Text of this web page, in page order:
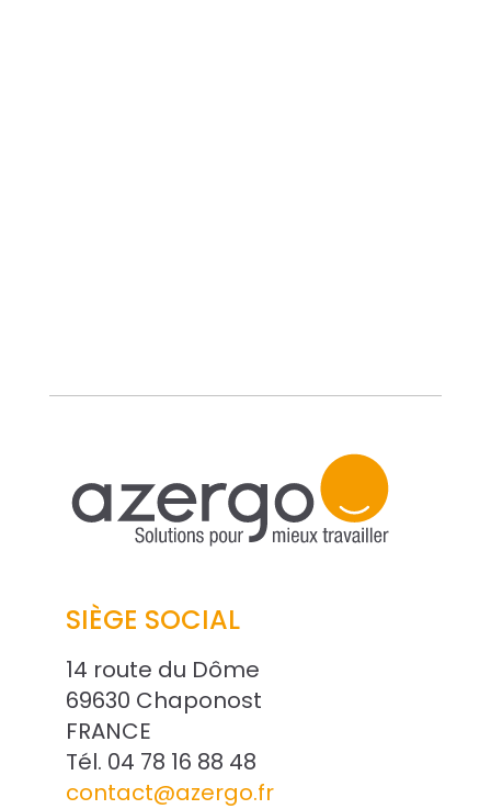
SIÈGE SOCIAL
14 route du Dôme
69630 Chaponost
FRANCE
Tél. 04 78 16 88 48
contact@azergo.fr